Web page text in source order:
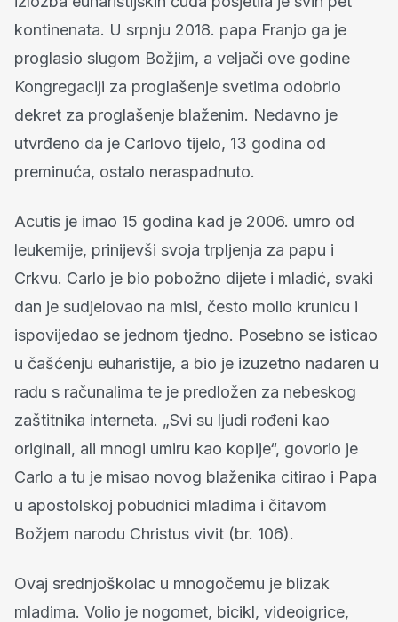
kontinenata. U srpnju 2018. papa Franjo ga je
proglasio slugom Božjim, a veljači ove godine
Kongregaciji za proglašenje svetima odobrio
dekret za proglašenje blaženim. Nedavno je
utvrđeno da je Carlovo tijelo, 13 godina od
preminuća, ostalo neraspadnuto.
Acutis je imao 15 godina kad je 2006. umro od
leukemije, prinijevši svoja trpljenja za papu i
Crkvu. Carlo je bio pobožno dijete i mladić, svaki
dan je sudjelovao na misi, često molio krunicu i
ispovijedao se jednom tjedno. Posebno se isticao
u čašćenju euharistije, a bio je izuzetno nadaren u
radu s računalima te je predložen za nebeskog
zaštitnika interneta. „Svi su ljudi rođeni kao
originali, ali mnogi umiru kao kopije“, govorio je
Carlo a tu je misao novog blaženika citirao i Papa
u apostolskoj pobudnici mladima i čitavom
Božjem narodu Christus vivit (br. 106).
Ovaj srednjoškolac u mnogočemu je blizak
mladima. Volio je nogomet, bicikl, videoigrice,